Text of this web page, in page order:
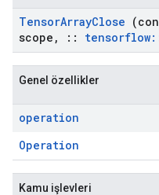
TensorArrayClose
scope , :: tensorflow
Genel özellikler
operation
Operation
Kamu işlevleri